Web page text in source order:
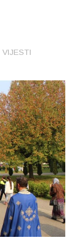
VIJESTI